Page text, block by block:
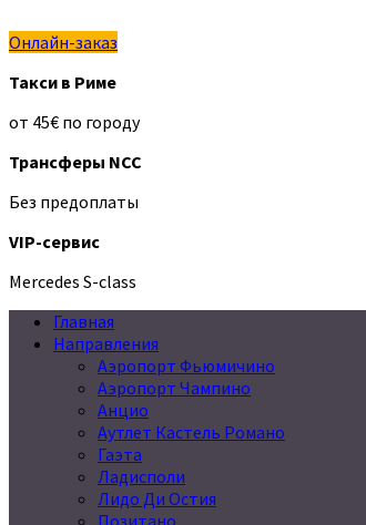
Онлайн-заказ
Такси в Риме
от 45€ по городу
Трансферы NCC
Без предоплаты
VIP-сервис
Mercedes S-class
Главная
Направления
Аэропорт Фьюмичино
Аэропорт Чампино
Анцио
Аутлет Кастель Романо
Гаэта
Ладисполи
Лидо Ди Остия
Позитано